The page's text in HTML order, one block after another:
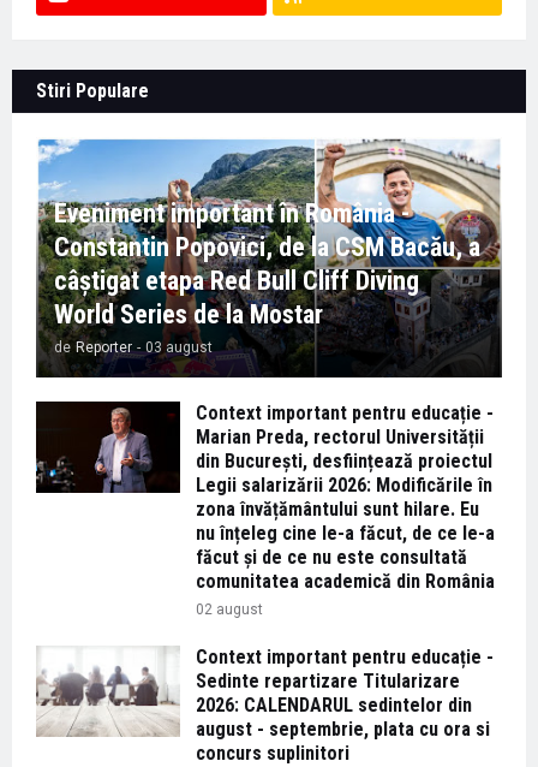
Stiri Populare
Eveniment important în România -
Constantin Popovici, de la CSM Bacău, a
câștigat etapa Red Bull Cliff Diving
World Series de la Mostar
de Reporter - 03 august
Context important pentru educație -
Marian Preda, rectorul Universității
din București, desființează proiectul
Legii salarizării 2026: Modificările în
zona învățământului sunt hilare. Eu
nu înțeleg cine le-a făcut, de ce le-a
făcut și de ce nu este consultată
comunitatea academică din România
02 august
Context important pentru educație -
Sedinte repartizare Titularizare
2026: CALENDARUL sedintelor din
august - septembrie, plata cu ora si
concurs suplinitori